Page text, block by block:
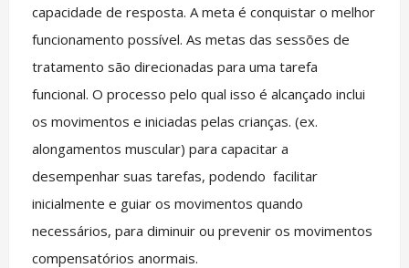
capacidade de resposta. A meta é conquistar o melhor
funcionamento possível. As metas das sessões de
tratamento são direcionadas para uma tarefa
funcional. O processo pelo qual isso é alcançado inclui
os movimentos e iniciadas pelas crianças. (ex.
alongamentos muscular) para capacitar a
desempenhar suas tarefas, podendo facilitar
inicialmente e guiar os movimentos quando
necessários, para diminuir ou prevenir os movimentos
compensatórios anormais.